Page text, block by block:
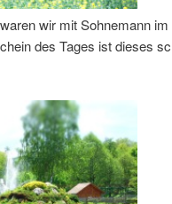
wir mit Sohnemann
des Tages ist dieses